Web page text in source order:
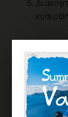
ΑΠΟΣΤΟΛΉ